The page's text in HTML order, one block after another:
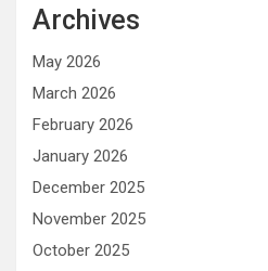
Archives
May 2026
March 2026
February 2026
January 2026
December 2025
November 2025
October 2025